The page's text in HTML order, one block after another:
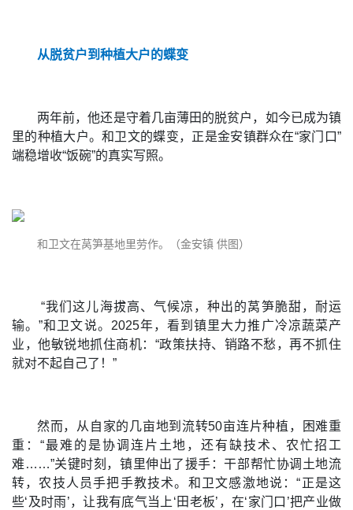
从脱贫户到种植大户的蝶变
两年前，他还是守着几亩薄田的脱贫户，如今已成为镇
里的种植大户。和卫文的蝶变，正是金安镇群众在“家门口”
端稳增收“饭碗”的真实写照。
和卫文在莴笋基地里劳作。（金安镇 供图）
“我们这儿海拔高、气候凉，种出的莴笋脆甜，耐运
输。”和卫文说。2025年，看到镇里大力推广冷凉蔬菜产
业，他敏锐地抓住商机：“政策扶持、销路不愁，再不抓住
就对不起自己了！”
然而，从自家的几亩地到流转50亩连片种植，困难重
重：“最难的是协调连片土地，还有缺技术、农忙招工
难……”关键时刻，镇里伸出了援手：干部帮忙协调土地流
转，农技人员手把手教技术。和卫文感激地说：“正是这
些‘及时雨’，让我有底气当上‘田老板’，在‘家门口’把产业做